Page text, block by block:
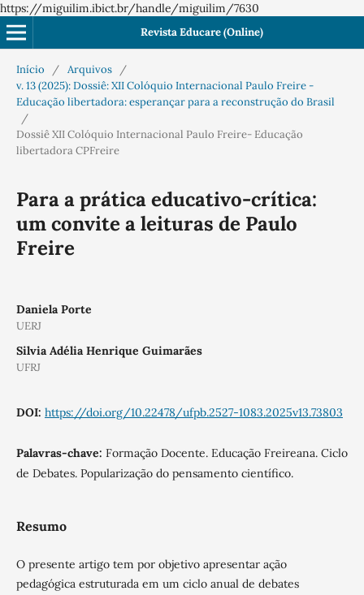
https://miguilim.ibict.br/handle/miguilim/7630
Revista Educare (Online)
Início / Arquivos
/
v. 13 (2025): Dossiê: XII Colóquio Internacional Paulo Freire -
Educação libertadora: esperançar para a reconstrução do Brasil
/
Dossiê XII Colóquio Internacional Paulo Freire- Educação
libertadora CPFreire
Para a prática educativo-crítica:
um convite a leituras de Paulo
Freire
Daniela Porte
UERJ
Silvia Adélia Henrique Guimarães
UFRJ
DOI: https://doi.org/10.22478/ufpb.2527-1083.2025v13.73803
Palavras-chave: Formação Docente. Educação Freireana. Ciclo
de Debates. Popularização do pensamento científico.
Resumo
O presente artigo tem por objetivo apresentar ação
pedagógica estruturada em um ciclo anual de debates